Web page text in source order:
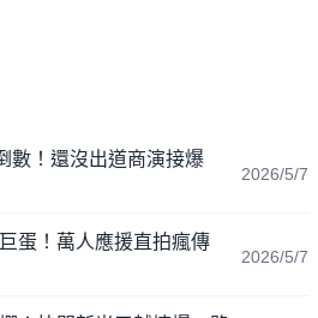
數！還沒出道商演接爆
2026/5/7
巨蛋！萬人應援直拍瘋傳
2026/5/7